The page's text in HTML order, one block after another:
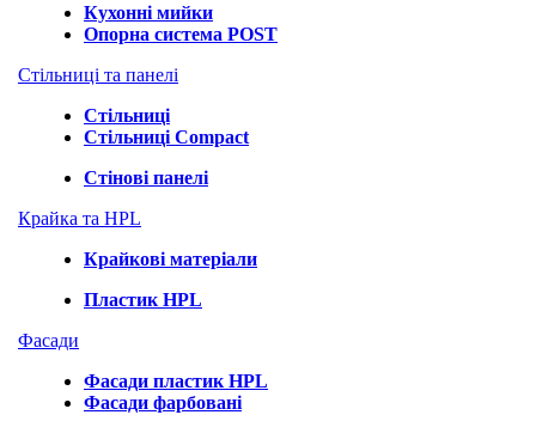
Кухонні мийки
Опорна система POST
Стільниці та панелі
Стільниці
Стільниці Compact
Стінові панелі
Крайка та HPL
Крайкові матеріали
Пластик HPL
Фасади
Фасади пластик HPL
Фасади фарбовані